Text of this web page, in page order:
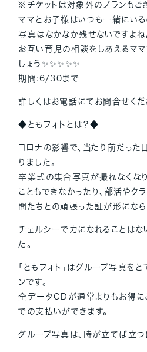
※チケットは対象外のプランもご
ママとお子様はいつも一緒にい
写真はなかなか残せないですよね
お互い育児の相談をしあえるマ
しょう✨✨✨✨✨
期間:6/30まで
詳しくはお電話にてお問合せくだ
◆ともフォトとは？◆
コロナの影響で、当たり前だった
りました。
卒業式の集合写真が撮れなくな
こともできなかったり、部活やク
間たちとの頑張った証が形になら
チェルシーで力になれることはな
た。
「ともフォト」はグループ写真を
ンです。
全データCDが通常よりもお得に
での支払いができます。
グループ写真は、時が立てば立つ